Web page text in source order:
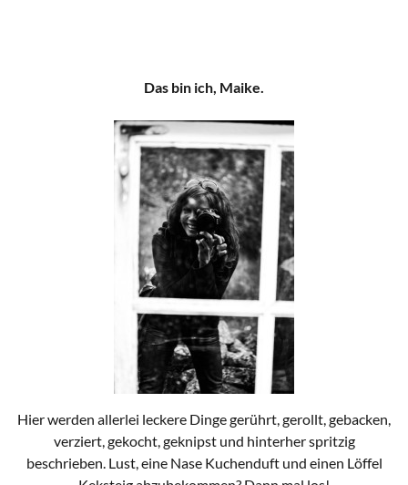
Das bin ich, Maike.
Hier werden allerlei leckere Dinge gerührt, gerollt, gebacken,
verziert, gekocht, geknipst und hinterher spritzig
beschrieben. Lust, eine Nase Kuchenduft und einen Löffel